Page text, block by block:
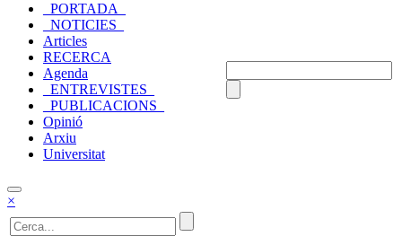
_PORTADA_
_NOTICIES_
Articles
RECERCA
Agenda
_ENTREVISTES_
_PUBLICACIONS_
Opinió
Arxiu
Universitat
×